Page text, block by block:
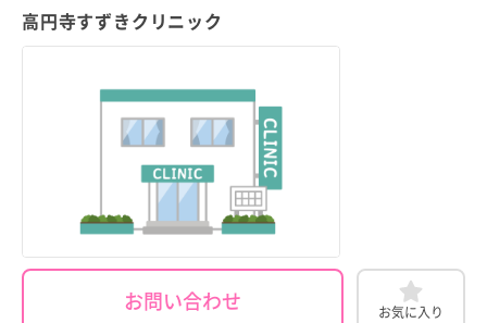
高円寺すずきクリニック
お問い合わせ お気に入り